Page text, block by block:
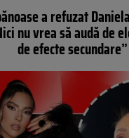
a refuzat
nu vrea să audă de
de efecte secundare”